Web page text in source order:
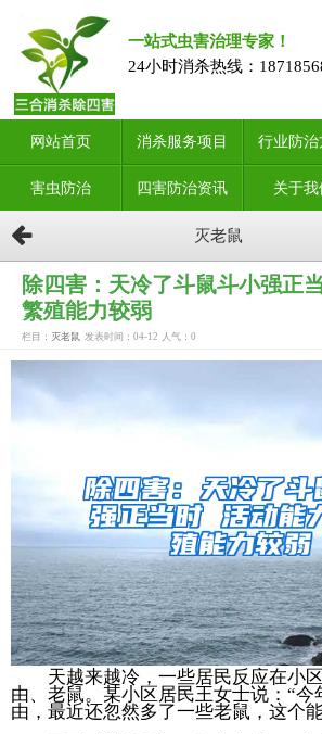
一站式虫害治理专家！
24小时消杀热线：
网站首页 消杀服务项目 行业防治
害虫防治 四害防治资讯 关于我
灭老鼠
除四害：天冷了斗鼠斗小强正
繁殖能力较弱
栏目： 灭老鼠 发表时间：04-12 人气： 0
天越来越冷，一些居民反应在小区
由、老鼠。某小区居民王女士说：“今
由，最近还忽然多了一些老鼠，这个